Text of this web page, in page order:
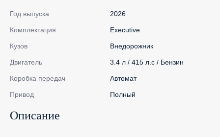
Год выпуска 2026
Комплектация Executive
Кузов Внедорожник
Двигатель 3.4 л / 415 л.с / Бензин
Коробка передач Автомат
Привод Полный
Описание